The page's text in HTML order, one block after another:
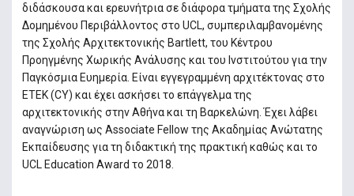
διδάσκουσα και ερευνήτρια σε διάφορα τμήματα της Σχολής
Δομημένου Περιβάλλοντος στο UCL, συμπεριλαμβανομένης
της Σχολής Αρχιτεκτονικής Bartlett, του Κέντρου
Προηγμένης Χωρικής Ανάλυσης και του Ινστιτούτου για την
Παγκόσμια Ευημερία. Είναι εγγεγραμμένη αρχιτέκτονας στο
ΕΤΕΚ (CY) και έχει ασκήσει το επάγγελμα της
αρχιτεκτονικής στην Αθήνα και τη Βαρκελώνη. Έχει λάβει
αναγνώριση ως Associate Fellow της Ακαδημίας Ανώτατης
Εκπαίδευσης για τη διδακτική της πρακτική καθώς και το
UCL Education Award το 2018.